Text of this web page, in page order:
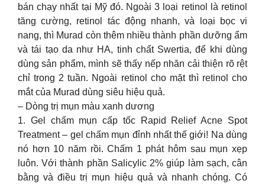
bán chạy nhất tại Mỹ đó. Ngoài 3 loại retinol là retinol
tăng cường, retinol tác động nhanh, và loại bọc vi
nang, thì Murad còn thêm nhiều thành phần dưỡng ẩm
và tái tạo da như HA, tinh chất Swertia, để khi dùng
dùng sản phẩm, mình sẽ thấy nếp nhăn cải thiện rõ rệt
chỉ trong 2 tuần. Ngoài retinol cho mặt thì retinol cho
mắt của Murad dùng siêu hiệu quả.
– Dòng trị mụn màu xanh dương
1. Gel chấm mụn cấp tốc Rapid Relief Acne Spot
Treatment – gel chấm mụn đỉnh nhất thế giới! Na dùng
nó hơn 10 năm rồi. Chấm 1 phát hôm sau mụn xẹp
luôn. Với thành phần Salicylic 2% giúp làm sạch, cân
bằng và điều trị mụn hiệu quả và nhanh chóng. Có